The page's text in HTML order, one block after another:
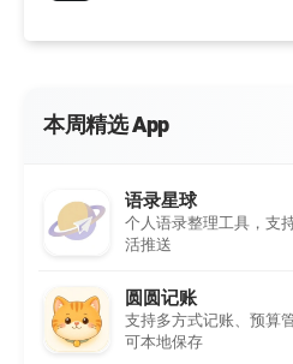
本周精选 App
语录星球
个人语录整理工具，支
活推送
圆圆记账
支持多方式记账、预算
可本地保存